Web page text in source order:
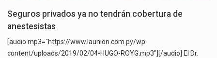
Seguros privados ya no tendrán cobertura de
anestesistas
[audio mp3="https://www.launion.com.py/wp-
content/uploads/2019/02/04-HUGO-ROYG.mp3"][/audio] El Dr.